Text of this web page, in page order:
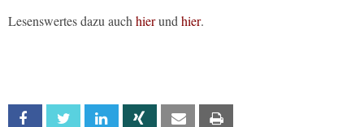
Lesenswertes dazu auch hierund hier.
Facebook Twitter Linkedin Xing Email